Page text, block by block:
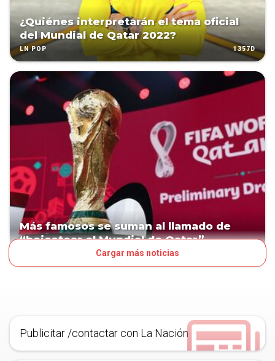
¿Quiénes interpretarán el tema oficial
del Mundial de Qatar 2022?
LN POP 1357D
Más famosos se suman al llamado de
“boicotear el Mundial de Qatar”
Cargar más noticias
Publicitar /contactar con La Nación